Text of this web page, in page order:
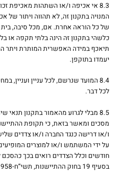
8.3 אי אכיפה ו/או השתהות מאכיפת
המנויה בתקנון זה, לא תהווה ויתור של
של כל הוראה אחרת. אם, מכל סיבה,
כלשהי בתקנון זה הינה בלתי תקפה או
תיאכף במידה האפשרית המותרת ויתר
יעמדו בתוקפן.
8.4 המועד שנרשם, לכל עניין
לכל דבר.
8.5 מבלי לגרוע מהאמור בתקנון
מסכים ומאשר בזאת, כי תקופת
ו/או דרישה כנגד החברה ו/או צדדים
חודשים וכלל הצדדים רואים בכך
בסעיף 19 בחוק ההתיישנות, תשי”ח-1958.